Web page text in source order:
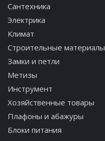
Сантехника
Электрика
Климат
Строительные материалы
Замки и петли
Метизы
Инструмент
Хозяйственные товары
Плафоны и абажуры
Блоки питания